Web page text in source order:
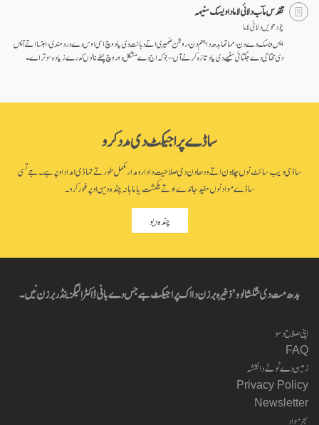
تقدس مآب دلائی لاما دا ویسک سنیہہ
چودھویں دلائی لاما
ایس ویسک دے دن، مہاتما بدھ دا جنم دن، روشن ضمیری اتے دہانت دی یاد وچ اسی اوس دے درد مندی، اہنسا اتے آپس
دی محتاجی دے جگتائی سنیہے دی یاد تازہ کرنےآں– جو کہ اج دے مشکل دور وچ پہلے نالوں کدرے زیادہ سوتر اے۔
ساڈے پراجیکٹ دی مدد کرو
ساڈی ویب سائٹ نوں چلاون اتے ودھاون دی صلاحیت دا دارومدار مکمل طور تے تہاڈی امداد اوپر ہے۔ جے تسی
ساڈے مواد نوں مفید جاندے او تے یکمشت یا ماہانہ چندہ دین اوپر غور کرو۔
چندہ دیو
بدھ مت دی شکشا لوو’ ذخیرہ برزن دا اک پراجیکٹ ہے جس دے بانی ڈاکٹر الیگزینڈر برزن نیں۔
اپنی صلاح دسو
FAQ
زمین دے ٹوٹے دا نقشہ
Privacy Policy
Newsletter
سجر مواد